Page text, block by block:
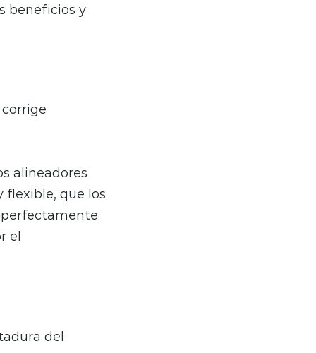
beneficios y
alineadores
flexible, que los
perfectamente
el
del